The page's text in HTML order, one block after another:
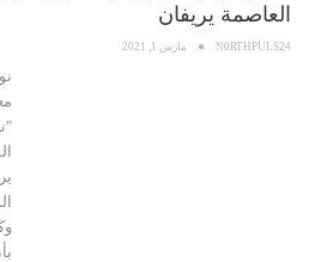
العاصمة يريفان
N0RTHPULS24 مارس 1, 2021